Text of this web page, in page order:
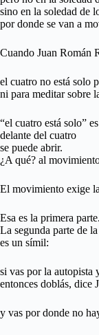
sino en la soledad de
por donde se van a
Cuando Juan Román
el cuatro no está solo
ni para meditar sobre
“el cuatro está solo”
delante del cuatro
se puede abrir.
¿A qué? al
El movimiento exige
Esa es la primera parte.
La segunda parte de
es un símil:
si vas por la autopista
entonces doblás, dice
y vas por donde no